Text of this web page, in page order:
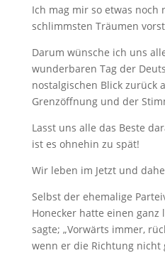
Ich mag mir so etwas
schlimmsten Träumen
Darum wünsche ich uns
wunderbaren Tag der
nostalgischen Blick zurück
Grenzöffnung und der
Lasst uns alle das Beste
ist es ohnehin zu spät!
Wir leben im Jetzt und
Selbst der ehemalige
Honecker hatte einen
sagte; „Vorwärts immer,
wenn er die Richtung nicht